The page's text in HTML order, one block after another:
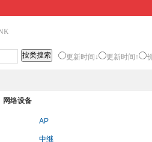
更新时间↓ 更新时间↑
网络设备
AP
中继